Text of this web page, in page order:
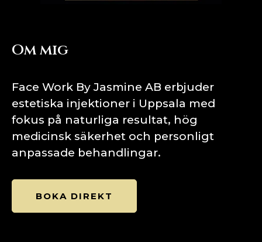
Om mig
Face Work By Jasmine AB erbjuder
estetiska injektioner i Uppsala med
fokus på naturliga resultat, hög
medicinsk säkerhet och personligt
anpassade behandlingar.
BOKA DIREKT